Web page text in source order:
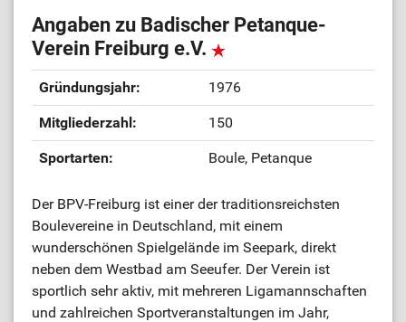
Angaben zu Badischer Petanque-
Verein Freiburg e.V.
Gründungsjahr: 1976
Mitgliederzahl: 150
Sportarten: Boule, Petanque
Der BPV-Freiburg ist einer der traditionsreichsten
Boulevereine in Deutschland, mit einem
wunderschönen Spielgelände im Seepark, direkt
neben dem Westbad am Seeufer. Der Verein ist
sportlich sehr aktiv, mit mehreren Ligamannschaften
und zahlreichen Sportveranstaltungen im Jahr,